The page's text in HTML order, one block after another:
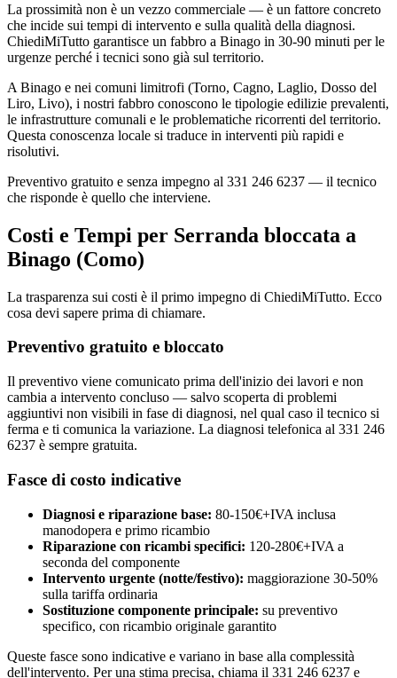
La prossimità non è un vezzo commerciale — è un fattore concreto
che incide sui tempi di intervento e sulla qualità della diagnosi.
ChiediMiTutto garantisce un fabbro a Binago in 30-90 minuti per le
urgenze perché i tecnici sono già sul territorio.
A Binago e nei comuni limitrofi (Torno, Cagno, Laglio, Dosso del
Liro, Livo), i nostri fabbro conoscono le tipologie edilizie prevalenti,
le infrastrutture comunali e le problematiche ricorrenti del territorio.
Questa conoscenza locale si traduce in interventi più rapidi e
risolutivi.
Preventivo gratuito e senza impegno al 331 246 6237 — il tecnico
che risponde è quello che interviene.
Costi e Tempi per Serranda bloccata a
Binago (Como)
La trasparenza sui costi è il primo impegno di ChiediMiTutto. Ecco
cosa devi sapere prima di chiamare.
Preventivo gratuito e bloccato
Il preventivo viene comunicato prima dell'inizio dei lavori e non
cambia a intervento concluso — salvo scoperta di problemi
aggiuntivi non visibili in fase di diagnosi, nel qual caso il tecnico si
ferma e ti comunica la variazione. La diagnosi telefonica al 331 246
6237 è sempre gratuita.
Fasce di costo indicative
Diagnosi e riparazione base: 80-150€+IVA inclusa
manodopera e primo ricambio
Riparazione con ricambi specifici: 120-280€+IVA a
seconda del componente
Intervento urgente (notte/festivo): maggiorazione 30-50%
sulla tariffa ordinaria
Sostituzione componente principale: su preventivo
specifico, con ricambio originale garantito
Queste fasce sono indicative e variano in base alla complessità
dell'intervento. Per una stima precisa, chiama il 331 246 6237 e